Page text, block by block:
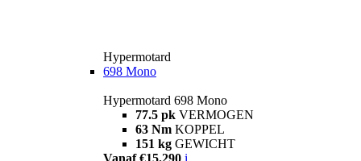
Hypermotard
698 Mono
Hypermotard 698 Mono
77.5 pk VERMOGEN
63 Nm KOPPEL
151 kg GEWICHT
Vanaf €15.290 i